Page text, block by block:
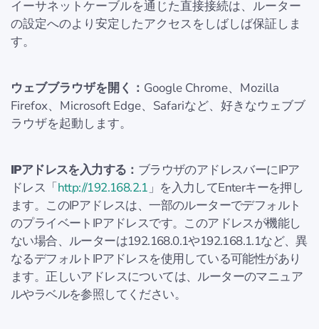
イーサネットケーブルを通じた直接接続は、ルーター
の設定へのより安定したアクセスをしばしば保証しま
す。
ウェブブラウザを開く： Google Chrome、Mozilla
Firefox、Microsoft Edge、Safariなど、好きなウェブブ
ラウザを起動します。
IPアドレスを入力する： ブラウザのアドレスバーにIPア
ドレス「http://192.168.2.1 」を入力してEnterキーを押し
ます。このIPアドレスは、一部のルーターでデフォルト
のプライベートIPアドレスです。このアドレスが機能し
ない場合、ルーターは192.168.0.1や192.168.1.1など、異
なるデフォルトIPアドレスを使用している可能性があり
ます。正しいアドレスについては、ルーターのマニュア
ルやラベルを参照してください。